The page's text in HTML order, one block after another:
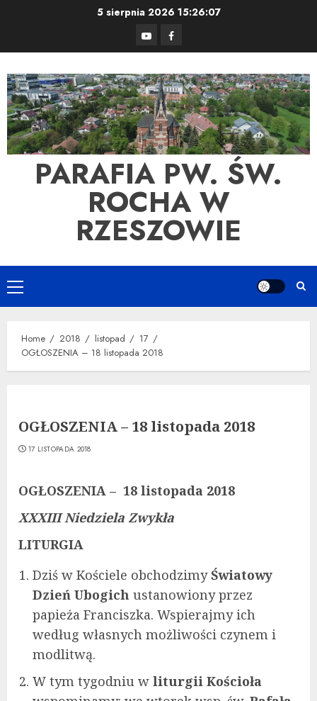
5 sierpnia 2026 15:26:07
YouTubeFacebook
PARAFIA PW. ŚW.
ROCHA W
RZESZOWIE
Primary
Menu
Home 2018 listopad
17
OGŁOSZENIA – 18 listopada 2018
OGŁOSZENIA – 18 listopada 2018
17 LISTOPADA 2018
OGŁOSZENIA – 18 listopada 2018
XXXIII Niedziela Zwykła
LITURGIA
Dziś w Kościele obchodzimyŚwiatowy
Dzień Ubogich ustanowiony przez
papieża Franciszka. Wspierajmy ich
według własnych możliwości czynem i
modlitwą.
W tym tygodniu w liturgii Kościoła